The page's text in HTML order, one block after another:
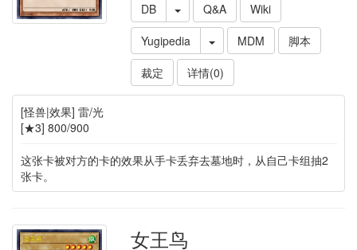
DB Q&A
Wiki
Yugipedia
MDM
脚本
裁定
详情(0)
[怪兽|效果] 雷/光
[★3] 800/900
这张卡被对方的卡的效果从手卡丢弃去墓地时，从自己卡组抽2
张卡。
女王鸟